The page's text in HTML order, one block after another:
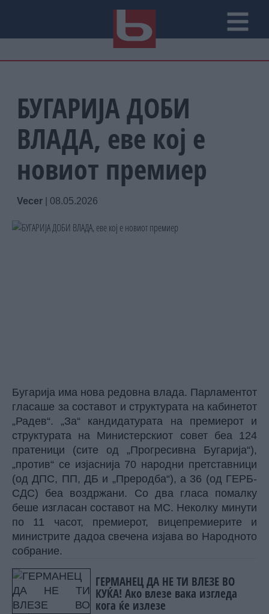
БУГАРИЈА ДОБИ
ВЛАДА, еве кој е
новиот премиер
Vecer 08.05.2026
Бугарија има нова редовна влада. Парламентот
гласаше за составот и структурата на кабинетот
„Радев“. „За“ кандидатурата на премиерот и
структурата на Министерскиот совет беа 124
пратеници (сите од „Прогресивна Бугарија“),
„против“ се изјаснија 70 народни претставници
(од ДПС, ПП, ДБ и „Преродба“), а 36 (од ГЕРБ-
СДС) беа воздржани. Со два гласа помалку
беше изгласан составот на МС. Неколку минути
по 11 часот, премиерот, вицепремиерите и
министрите дадоа свечена изјава во Народното
собрание.
ГЕРМАНЕЦ ДА НЕ ТИ ВЛЕЗЕ ВО
КУЌА! Ако влезе вака изгледа
кога ќе излезе